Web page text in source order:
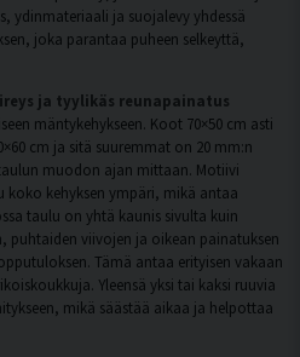
ydinmateriaali ja suojalevy yhdessä
joka parantaa puheen selkeyttä,
ja tyylikäs reunapainatus
mäntykehykseen. Koot 70×50 cm asti
cm ja sitä suuremmat on 20 mm:n
muodon ajan mittaan. Motiivi
kehyksen ympäri, mikä antaa
taulu on yhtä kaunis sivulta kuin
puhtaiden viivojen ja oikean painatuksen
Tämä antaa erityisen vakaan
Yleensä yksi tai kaksi ruuvia
mikä säästää aikaa ja helpottaa